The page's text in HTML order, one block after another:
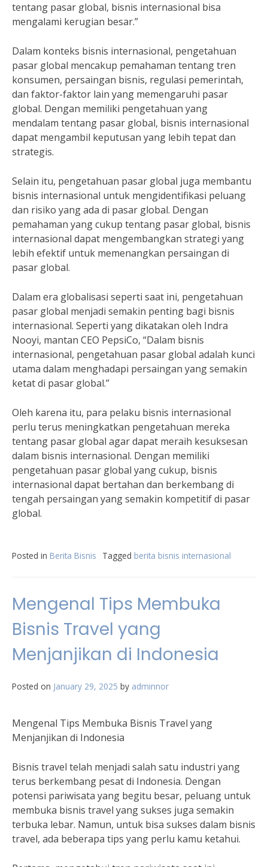
tentang pasar global, bisnis internasional bisa
mengalami kerugian besar.”
Dalam konteks bisnis internasional, pengetahuan
pasar global mencakup pemahaman tentang tren
konsumen, persaingan bisnis, regulasi pemerintah,
dan faktor-faktor lain yang memengaruhi pasar
global. Dengan memiliki pengetahuan yang
mendalam tentang pasar global, bisnis internasional
dapat mengambil keputusan yang lebih tepat dan
strategis.
Selain itu, pengetahuan pasar global juga membantu
bisnis internasional untuk mengidentifikasi peluang
dan risiko yang ada di pasar global. Dengan
pemahaman yang cukup tentang pasar global, bisnis
internasional dapat mengembangkan strategi yang
lebih efektif untuk memenangkan persaingan di
pasar global.
Dalam era globalisasi seperti saat ini, pengetahuan
pasar global menjadi semakin penting bagi bisnis
internasional. Seperti yang dikatakan oleh Indra
Nooyi, mantan CEO PepsiCo, “Dalam bisnis
internasional, pengetahuan pasar global adalah kunci
utama dalam menghadapi persaingan yang semakin
ketat di pasar global.”
Oleh karena itu, para pelaku bisnis internasional
perlu terus meningkatkan pengetahuan mereka
tentang pasar global agar dapat meraih kesuksesan
dalam bisnis internasional. Dengan memiliki
pengetahuan pasar global yang cukup, bisnis
internasional dapat bertahan dan berkembang di
tengah persaingan yang semakin kompetitif di pasar
global.
Posted in Berita Bisnis Tagged berita bisnis internasional
Mengenal Tips Membuka
Bisnis Travel yang
Menjanjikan di Indonesia
Posted on January 29, 2025 by adminnor
Mengenal Tips Membuka Bisnis Travel yang
Menjanjikan di Indonesia
Bisnis travel telah menjadi salah satu industri yang
terus berkembang pesat di Indonesia. Dengan
potensi pariwisata yang begitu besar, peluang untuk
membuka bisnis travel yang sukses juga semakin
terbuka lebar. Namun, untuk bisa sukses dalam bisnis
travel, ada beberapa tips yang perlu kamu ketahui.